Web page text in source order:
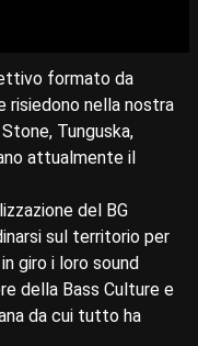
formato da
risiedono nella nostra
Tunguska,
attualmente il
del BG
sul territorio per
giro i loro sound
della Bass Culture e
da cui tutto ha